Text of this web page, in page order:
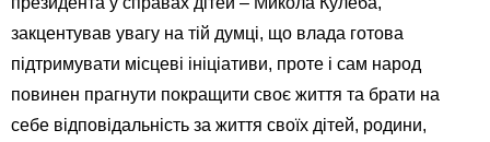
закцентував увагу на тій думці, що влада готова
підтримувати місцеві ініціативи, проте і сам народ
повинен прагнути покращити своє життя та брати на
себе відповідальність за життя своїх дітей, родини,